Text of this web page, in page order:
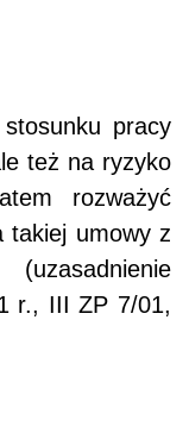
pracy
też na ryzyko
rozważyć
takiej umowy z
r., III ZP 7/01,